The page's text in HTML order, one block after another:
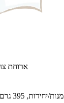
ארוחת
5 מנות/יחידות, 395 גרם למנה\יחידה